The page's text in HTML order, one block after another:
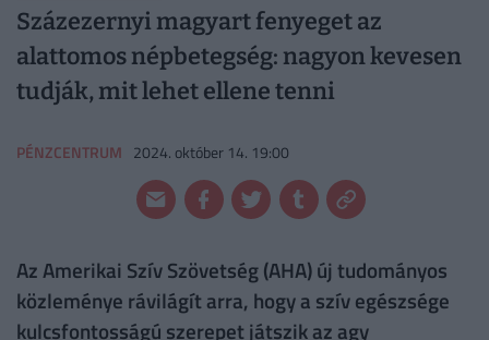
Százezernyi magyart fenyeget az
alattomos népbetegség: nagyon kevesen
tudják, mit lehet ellene tenni
PÉNZCENTRUM 2024. október 14. 19:00
Az Amerikai Szív Szövetség (AHA) új tudományos
közleménye rávilágít arra, hogy a szív egészsége
kulcsfontosságú szerepet játszik az agy